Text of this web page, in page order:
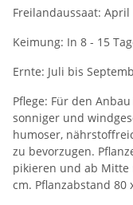
Freilandaussaat: April
Keimung: In 8 - 15
Ernte: Juli bis
Pflege: Für den
sonniger und
humoser,
zu bevorzugen.
pikieren und ab Mitte
cm. Pflanzabstand 80